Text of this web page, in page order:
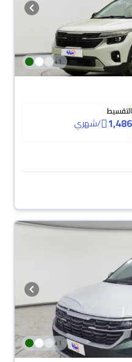
1
+
التقسيط
1,486
/شهري
1
+